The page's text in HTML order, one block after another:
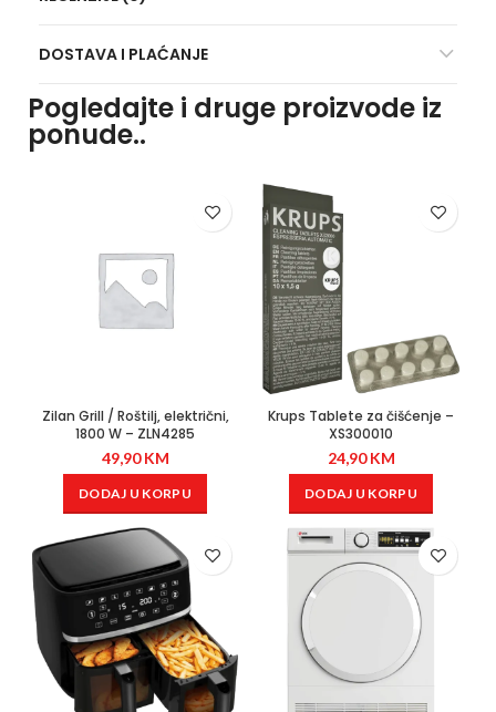
DOSTAVA I PLAĆANJE
Pogledajte i druge proizvode iz
ponude..
Zilan Grill / Roštilj, električni,
1800 W – ZLN4285
49,90KM
DODAJ U KORPU
Krups Tablete za čišćenje –
XS300010
24,90KM
DODAJ U KORPU